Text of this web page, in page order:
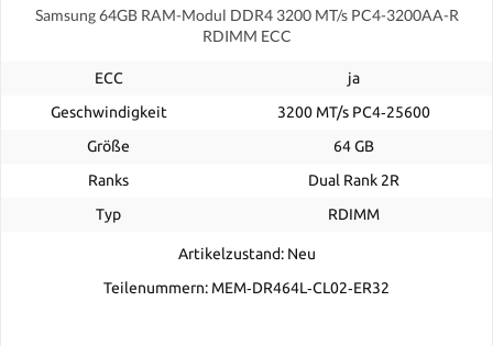
Samsung 64GB RAM-Modul DDR4 3200 MT/s PC4-3200AA-R
RDIMM ECC
ECC
ja
Geschwindigkeit
3200 MT/s PC4‑25600
Größe
64 GB
Ranks
Dual Rank 2R
Typ
RDIMM
Artikelzustand: Neu
Teilenummern: MEM‐DR464L‐CL02‐ER32